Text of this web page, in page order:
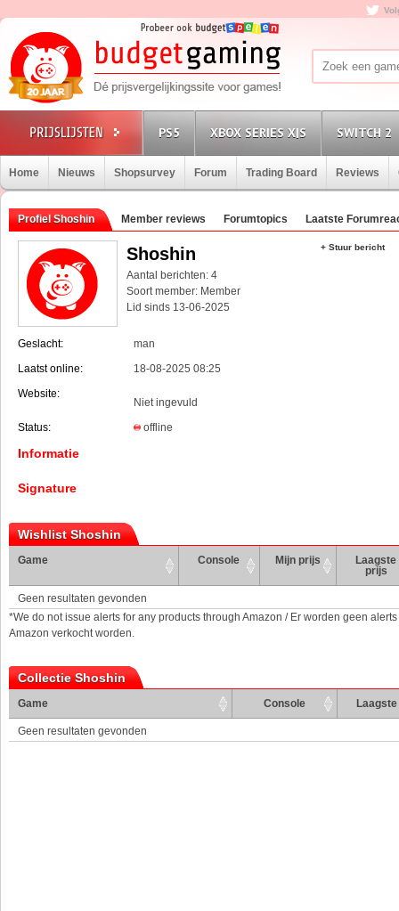
PS5 XBOX SERIES X|S SWITCH 2
Home Nieuws Shopsurvey Forum Trading Board Reviews
Profiel Shoshin Member reviews Forumtopics Laatste
Shoshin
Aantal berichten: 4
Soort member: Member
Lid sinds 13-06-2025
Geslacht:
man
Laatst online:
18-08-2025 08:25
Website:
Niet ingevuld
Status:
offline
Informatie
Signature
+ Stuur bericht
Wishlist Shoshin
Game Console Mijn prijs
Laagste
prijs
Geen resultaten gevonden
*We do not issue alerts for any products through Amazon / Er worden geen
Amazon verkocht worden.
Collectie Shoshin
Game Console
Geen resultaten gevonden